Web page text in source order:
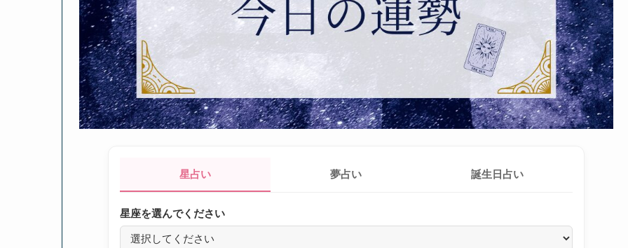
星占い 夢占い 誕生日占い
星座を選んでください